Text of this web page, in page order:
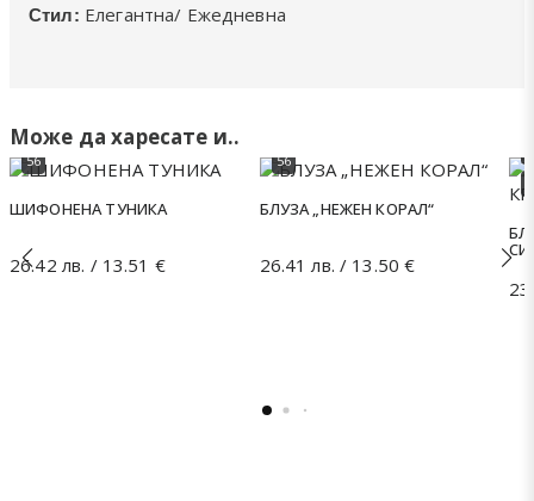
Стил: Елегантна/ Ежедневна
Може да харесате и..
54
56
ШИФОНЕНА ТУНИКА
26.42 лв. / 13.51 €
56
БЛУЗА „НЕЖЕН КОРАЛ“
26.41 лв. / 13.50 €